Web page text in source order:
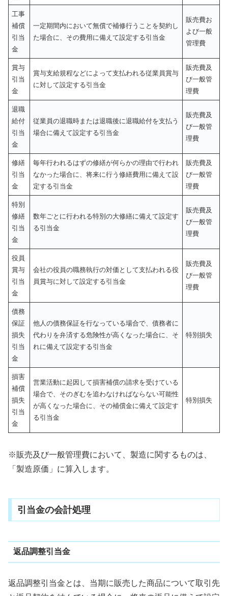
工事
補償
引当
金
一定期間内において無償で補修行うことを契約し
た場合に、その費用に備えて設定する引当金
販売費お
よび一般
管理費
賞与
引当
金
賞与支給規程などによって支払われる従業員賞与
に対して設定する引当金
販売費及
び一般管
理費
退職
給付
引当
金
従業員の退職時または退職後に退職給付を支払う
場合に備えて設定する引当金
販売費及
び一般管
理費
修繕
引当
金
毎年行われるはずの修繕が何らかの理由で行われ
なかった場合に、将来に行う修繕費用に備えて設
定する引当金
販売費及
び一般管
理費
特別
修繕
引当
金
数年ごとに行われる特別の大修繕に備えて設定す
る引当金
販売費及
び一般管
理費
役員
賞与
引当
金
会社の役員の職務執行の対価として支払われる役
員賞与に対して設定する引当金
販売費及
び一般管
理費
債務
保証
損失
引当
金
他人の債務保証を行なっている場合で、債務者に
代わりを弁済する危険性が高くなった場合に、そ
れに備えて設定する引当金
特別損失
損害
補償
損失
引当
金
営業活動に起因して損害補償の請求を受けている
場合で、そのぎむを追わなければならない可能性
が高くなった場合に、その補償金に備えて設定す
る引当金
特別損失
※販売及び一般管理費において、製造に関するものは、
「製造原価」に算入します。
引当金の会計処理
返品調整引当金
返品調整引当金とは、当期に販売した商品について取引先